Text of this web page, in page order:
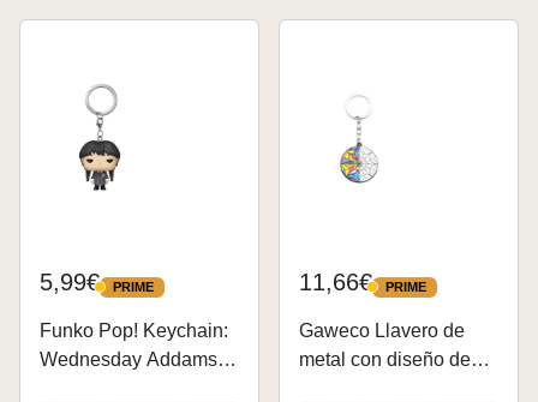
5,99€ PRIME
PRIME
Funko Pop! Keychain:
Wednesday Addams -
11,66€ PRIME
PRIME
Gaweco Llavero de
metal con diseño de